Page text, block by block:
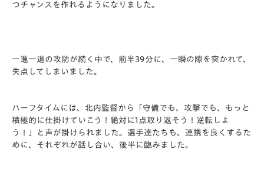
つチャンスを作れるようになりました。
一進一退の攻防が続く中で、前半39分に、一瞬の隙を突かれて、
失点してしまいました。
ハーフタイムには、北内監督から「守備でも、攻撃でも、もっと
積極的に仕掛けていこう！絶対に1点取り返そう！逆転しよ
う！」と声が掛けられました。選手達たちも、連携を良くするた
めに、それぞれが話し合い、後半に臨みました。